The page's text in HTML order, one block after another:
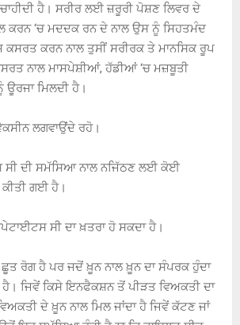
ਹੈ। ਸਰੀਰ ਲਈ ਜ਼ਰੂਰੀ ਪੋਸ਼ਣ ਲਿਵਰ ਦੇ
ਕਰਨ ‘ਚ ਮਦਦਕ ਰਨ ਦੇ ਨਾਲ ਉਸ ਨੂੰ ਸਿਹਤਮੰਦ
ਕਸਰਤ ਕਰਨ ਨਾਲ ਤੁਸੀਂ ਸਰੀਰਕ ਤੇ ਮਾਨਸਿਕ ਰੂਪ
ਨਾਲ ਮਾਸਪੇਸ਼ੀਆਂ, ਹੱਡੀਆਂ ‘ਚ ਮਜ਼ਬੂਤੀ
ਮਿਲਦੀ ਹੈ।
ਲਗਵਾਉਂਦੇ ਰਹੋ।
ਸੀ ਦੀ ਸਮੱਸਿਆ ਨਾਲ ਨਜਿੱਠਣ ਲਈ ਕੋਈ
ਗਈ ਹੈ।
ਸੀ ਦਾ ਖ਼ਤਰਾ ਹੋ ਸਕਦਾ ਹੈ।
ਰੋਗ ਹੈ ਪਰ ਜਦੋਂ ਖ਼ੂਨ ਨਾਲ ਖ਼ੂਨ ਦਾ ਸੰਪਰਕ ਹੁੰਦਾ
ਜਿਵੇਂ ਕਿਸੇ ਇਨਫੈਕਸ਼ਨ ਤੋਂ ਪੀੜਤ ਵਿਅਕਤੀ ਦਾ
ਦੇ ਖ਼ੂਨ ਨਾਲ ਮਿਲ ਜਾਂਦਾ ਹੈ ਜਿਵੇਂ ਕੱਟਣ ਜਾਂ